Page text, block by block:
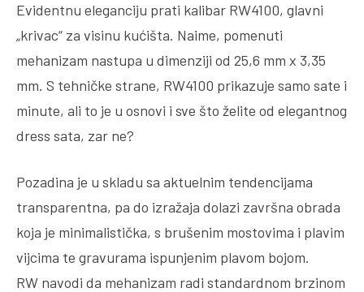
Evidentnu eleganciju prati kalibar RW4100, glavni
„krivac“ za visinu kućišta. Naime, pomenuti
mehanizam nastupa u dimenziji od 25,6 mm x 3,35
mm. S tehničke strane, RW4100 prikazuje samo sate i
minute, ali to je u osnovi i sve što želite od elegantnog
dress sata, zar ne?
Pozadina je u skladu sa aktuelnim tendencijama
transparentna, pa do izražaja dolazi završna obrada
koja je minimalistička, s brušenim mostovima i plavim
vijcima te gravurama ispunjenim plavom bojom.
RW navodi da mehanizam radi standardnom brzinom